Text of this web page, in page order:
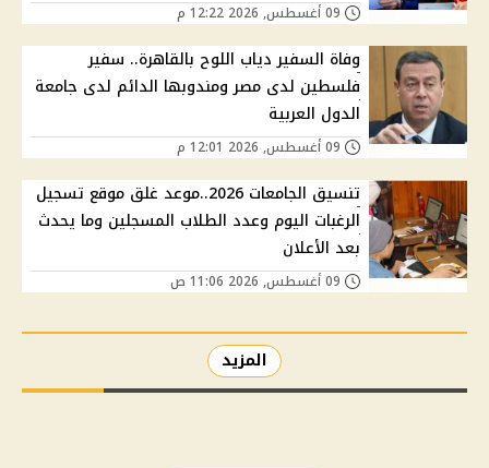
وفاة السفير دياب اللوح بالقاهرة.. سفير
فلسطين لدى مصر ومندوبها الدائم لدى جامعة
الدول العربية
تنسيق الجامعات 2026..موعد غلق موقع تسجيل
الرغبات اليوم وعدد الطلاب المسجلين وما يحدث
بعد الأعلان
المزيد